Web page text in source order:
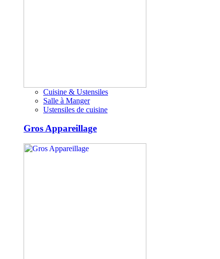
Cuisine & Ustensiles
Salle à Manger
Ustensiles de cuisine
Gros Appareillage